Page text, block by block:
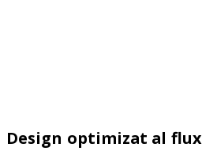
Design optimizat al